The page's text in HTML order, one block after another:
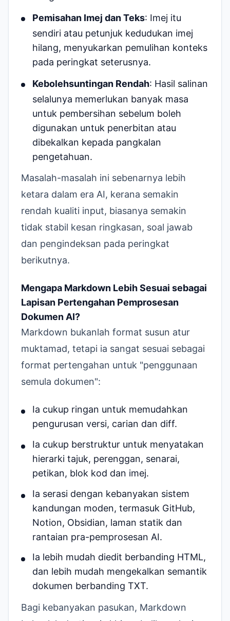
Pemisahan Imej dan Teks: Imej itu
sendiri atau petunjuk kedudukan imej
hilang, menyukarkan pemulihan konteks
pada peringkat seterusnya.
Kebolehsuntingan Rendah: Hasil salinan
selalunya memerlukan banyak masa
untuk pembersihan sebelum boleh
digunakan untuk penerbitan atau
dibekalkan kepada pangkalan
pengetahuan.
Masalah-masalah ini sebenarnya lebih
ketara dalam era AI, kerana semakin
rendah kualiti input, biasanya semakin
tidak stabil kesan ringkasan, soal jawab
dan pengindeksan pada peringkat
berikutnya.
Mengapa Markdown Lebih Sesuai sebagai
Lapisan Pertengahan Pemprosesan
Dokumen AI?
Markdown bukanlah format susun atur
muktamad, tetapi ia sangat sesuai sebagai
format pertengahan untuk "penggunaan
semula dokumen":
Ia cukup ringan untuk memudahkan
pengurusan versi, carian dan diff.
Ia cukup berstruktur untuk menyatakan
hierarki tajuk, perenggan, senarai,
petikan, blok kod dan imej.
Ia serasi dengan kebanyakan sistem
kandungan moden, termasuk GitHub,
Notion, Obsidian, laman statik dan
rantaian pra-pemprosesan AI.
Ia lebih mudah diedit berbanding HTML,
dan lebih mudah mengekalkan semantik
dokumen berbanding TXT.
Bagi kebanyakan pasukan, Markdown